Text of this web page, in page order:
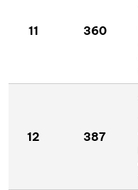
11 360
12 387